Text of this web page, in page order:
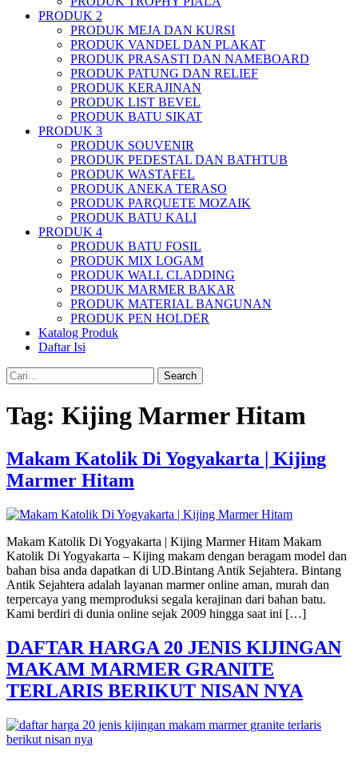
PRODUK 2
PRODUK MEJA DAN KURSI
PRODUK VANDEL DAN PLAKAT
PRODUK PRASASTI DAN NAMEBOARD
PRODUK PATUNG DAN RELIEF
PRODUK KERAJINAN
PRODUK LIST BEVEL
PRODUK BATU SIKAT
PRODUK 3
PRODUK SOUVENIR
PRODUK PEDESTAL DAN BATHTUB
PRODUK WASTAFEL
PRODUK ANEKA TERASO
PRODUK PARQUETE MOZAIK
PRODUK BATU KALI
PRODUK 4
PRODUK BATU FOSIL
PRODUK MIX LOGAM
PRODUK WALL CLADDING
PRODUK MARMER BAKAR
PRODUK MATERIAL BANGUNAN
PRODUK PEN HOLDER
Katalog Produk
Daftar Isi
Search
Tag: Kijing Marmer Hitam
Makam Katolik Di Yogyakarta | Kijing
Marmer Hitam
Makam Katolik Di Yogyakarta | Kijing Marmer Hitam Makam
Katolik Di Yogyakarta – Kijing makam dengan beragam model dan
bahan bisa anda dapatkan di UD.Bintang Antik Sejahtera. Bintang
Antik Sejahtera adalah layanan marmer online aman, murah dan
terpercaya yang memproduksi segala kerajinan dari bahan batu.
Kami berdiri di dunia online sejak 2009 hingga saat ini […]
DAFTAR HARGA 20 JENIS KIJINGAN
MAKAM MARMER GRANITE
TERLARIS BERIKUT NISAN NYA